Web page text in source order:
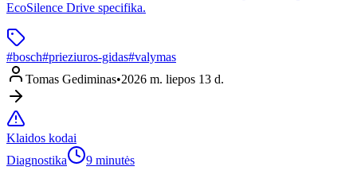
EcoSilence Drive specifika.
#bosch#prieziuros-gidas#valymas
Tomas Gediminas•2026 m. liepos 13 d.
Klaidos kodai
Diagnostika
9 minutės